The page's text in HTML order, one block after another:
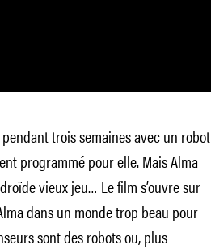
trois semaines avec un robot
programmé pour elle. Mais Alma
vieux jeu… Le film s’ouvre sur
dans un monde trop beau pour
sont des robots ou, plus